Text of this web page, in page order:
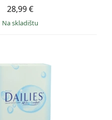
28,99 €
na skladištu